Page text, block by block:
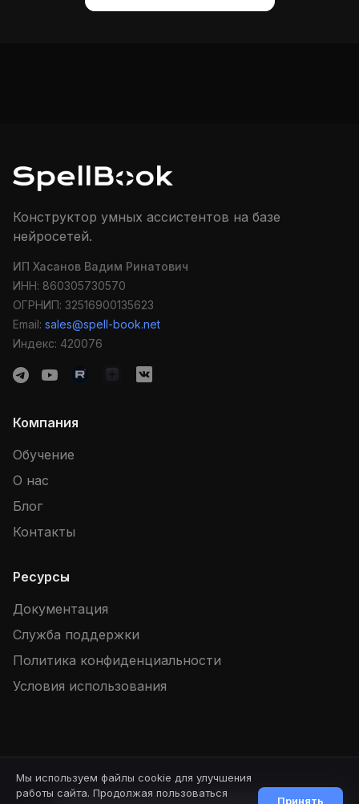
Мы используем файлы cookie для улучшения
работы сайта. Продолжая пользоваться
Принять
Конструктор умных ассистентов на базе
нейросетей.
ИП Хасанов Вадим Ринатович
ИНН: 860305730570
ОГРНИП: 32516900135623
Email: sales@spell-book.net
Индекс: 420076
Компания
Обучение
О нас
Блог
Контакты
Ресурсы
Документация
Служба поддержки
Политика конфиденциальности
Условия использования
© 2026 SpellBook. Все права защищены. Версия: 1.88.2